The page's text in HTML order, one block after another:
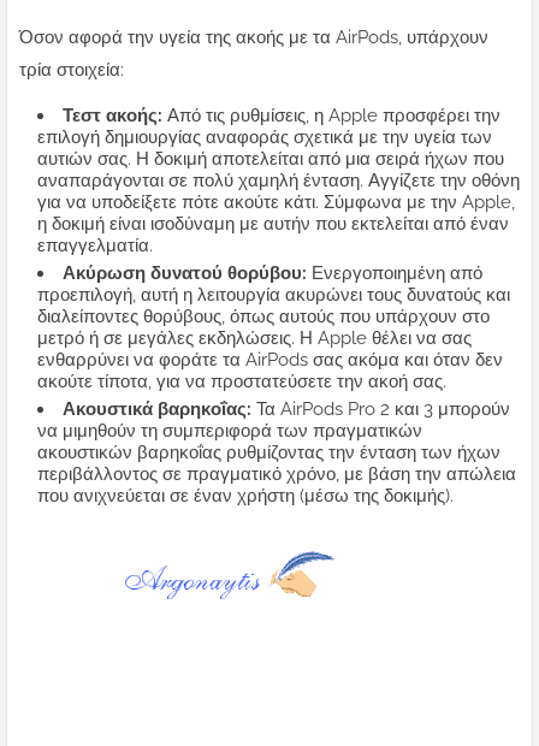
Όσον αφορά την υγεία της ακοής με τα AirPods, υπάρχουν
τρία στοιχεία:
Τεστ ακοής: Από τις ρυθμίσεις, η Apple προσφέρει την
επιλογή δημιουργίας αναφοράς σχετικά με την υγεία των
αυτιών σας. Η δοκιμή αποτελείται από μια σειρά ήχων που
αναπαράγονται σε πολύ χαμηλή ένταση. Αγγίζετε την οθόνη
για να υποδείξετε πότε ακούτε κάτι. Σύμφωνα με την Apple,
η δοκιμή είναι ισοδύναμη με αυτήν που εκτελείται από έναν
επαγγελματία.
Ακύρωση δυνατού θορύβου: Ενεργοποιημένη από
προεπιλογή, αυτή η λειτουργία ακυρώνει τους δυνατούς και
διαλείποντες θορύβους, όπως αυτούς που υπάρχουν στο
μετρό ή σε μεγάλες εκδηλώσεις. Η Apple θέλει να σας
ενθαρρύνει να φοράτε τα AirPods σας ακόμα και όταν δεν
ακούτε τίποτα, για να προστατεύσετε την ακοή σας.
Ακουστικά βαρηκοΐας: Τα AirPods Pro 2 και 3 μπορούν
να μιμηθούν τη συμπεριφορά των πραγματικών
ακουστικών βαρηκοΐας ρυθμίζοντας την ένταση των ήχων
περιβάλλοντος σε πραγματικό χρόνο, με βάση την απώλεια
που ανιχνεύεται σε έναν χρήστη (μέσω της δοκιμής).